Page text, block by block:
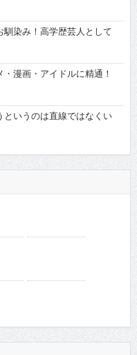
染み！高学歴芸人として
漫画・アイドルに精通！
いうのは直線ではなくい